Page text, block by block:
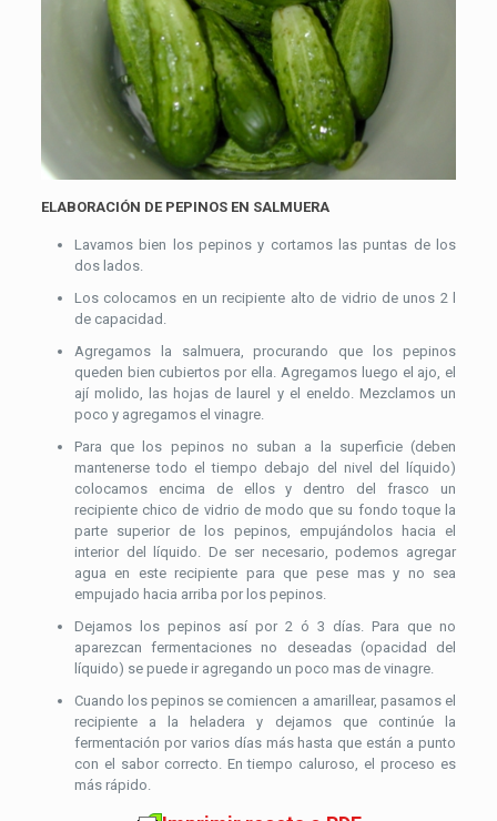
ELABORACIÓN DE PEPINOS EN SALMUERA
Lavamos bien los pepinos y cortamos las puntas de los
dos lados.
Los colocamos en un recipiente alto de vidrio de unos 2 l
de capacidad.
Agregamos la salmuera, procurando que los pepinos
queden bien cubiertos por ella. Agregamos luego el ajo, el
ají molido, las hojas de laurel y el eneldo. Mezclamos un
poco y agregamos el vinagre.
Para que los pepinos no suban a la superficie (deben
mantenerse todo el tiempo debajo del nivel del líquido)
colocamos encima de ellos y dentro del frasco un
recipiente chico de vidrio de modo que su fondo toque la
parte superior de los pepinos, empujándolos hacia el
interior del líquido. De ser necesario, podemos agregar
agua en este recipiente para que pese mas y no sea
empujado hacia arriba por los pepinos.
Dejamos los pepinos así por 2 ó 3 días. Para que no
aparezcan fermentaciones no deseadas (opacidad del
líquido) se puede ir agregando un poco mas de vinagre.
Cuando los pepinos se comiencen a amarillear, pasamos el
recipiente a la heladera y dejamos que continúe la
fermentación por varios días más hasta que están a punto
con el sabor correcto. En tiempo caluroso, el proceso es
más rápido.